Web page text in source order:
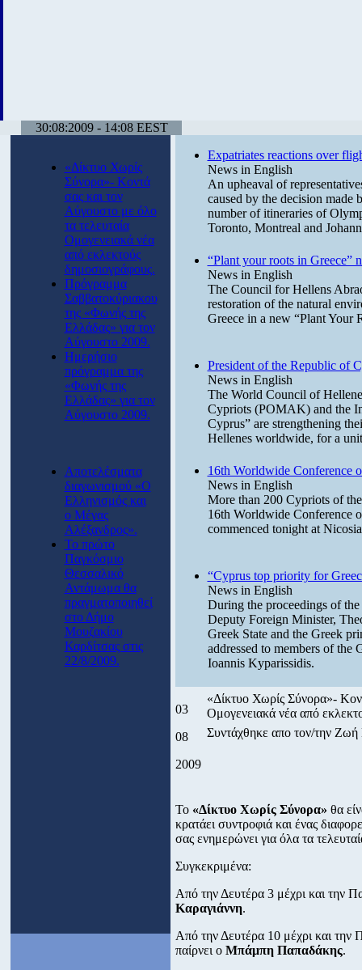
30:08:2009 - 14:08 EEST
«Δίκτυο Χωρίς
Σύνορα»- Κοντά
σας και τον
Αύγουστο με όλο
τα τελευταία
Ομογενειακά νέα
από εκλεκτούς
δημοσιογράφους.
Πρόγραμμα
Σαββατοκύριακου
της «Φωνής της
Ελλάδας» για τον
Αύγουστο 2009.
Ημερήσιο
πρόγραμμα της
«Φωνής της
Ελλάδας» για τον
Αύγουστο 2009.
Αποτελέσματα
διαγωνισμού «Ο
Ελληνισμός και
ο Μέγας
Αλέξανδρος».
Το πρώτο
Παγκόσμιο
Θεσσαλικό
Αντάμωμα θα
πραγματοποιηθεί
στο Δήμο
Μουζακίου
Καρδίτσας στις
22/8/2009.
Expatriates reactions over
News in English
An upheaval of
caused by the decision
number of itineraries of
Toronto, Montreal and
“Plant your roots in Greece”
News in English
The Council for Hellens
restoration of the natural
Greece in a new “Plant Your
President of the Republic of
News in English
The World Council of
Cypriots (POMAK) and the
Cyprus” are strengthening
Hellenes worldwide, for a
16th Worldwide Conference
News in English
More than 200 Cypriots of
16th Worldwide Conference
commenced tonight at
“Cyprus top priority for
News in English
During the proceedings of
Deputy Foreign Minister,
Greek State and the Greek
addressed to members of
Ioannis Kyparissidis.
03
08
2009
«Δίκτυο Χωρίς Σύνορα»-
Ομογενειακά νέα από
Συντάχθηκε απο τον/την
Το «Δίκτυο Χωρίς Σύνορα» θα
κρατάει συντροφιά και ένας
σας ενημερώνει για όλα τα
Συγκεκριμένα:
Από την Δευτέρα 3 μέχρι και την
Καραγιάννη.
Από την Δευτέρα 10 μέχρι και
παίρνει ο Μπάμπη Παπαδάκης.